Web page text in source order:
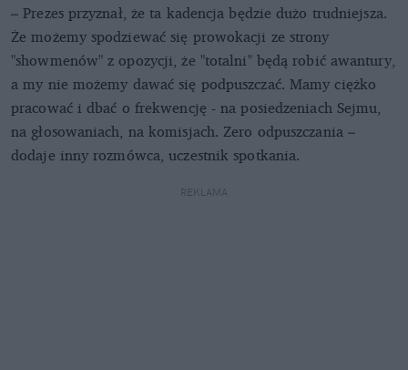
– Prezes przyznał, że ta kadencja będzie dużo trudniejsza.
Że możemy spodziewać się prowokacji ze strony
"showmenów" z opozycji, że "totalni" będą robić awantury,
a my nie możemy dawać się podpuszczać. Mamy ciężko
pracować i dbać o frekwencję - na posiedzeniach Sejmu,
na głosowaniach, na komisjach. Zero odpuszczania –
dodaje inny rozmówca, uczestnik spotkania.
REKLAMA